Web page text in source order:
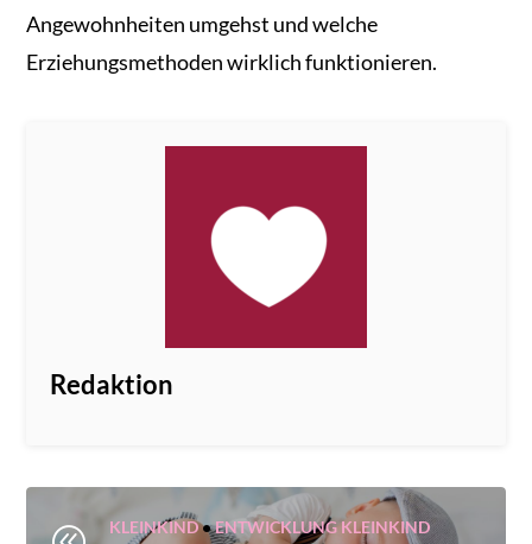
Angewohnheiten umgehst und welche
Erziehungsmethoden wirklich funktionieren.
Redaktion
KLEINKIND•ENTWICKLUNG KLEINKIND